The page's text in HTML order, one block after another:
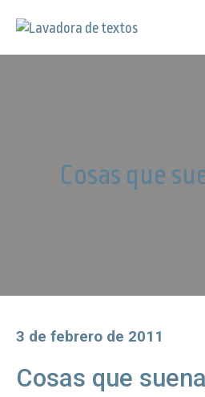
Cosas que
3 de febrero de 2011
Cosas que